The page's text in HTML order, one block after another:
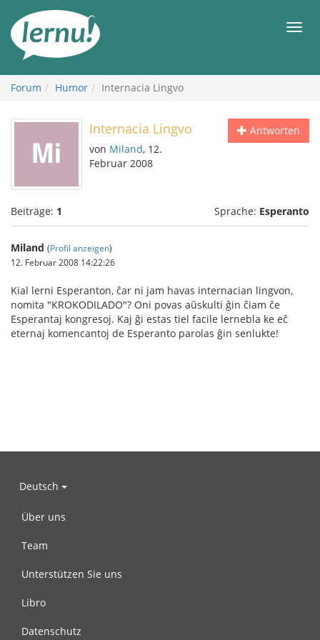
Inhalt
Forum Humor Internacia Lingvo
Antworten
Internacia Lingvo
von Miland, 12.
Februar 2008
Beiträge: 1 Sprache: Esperanto
Miland (Profil anzeigen)
12. Februar 2008 14:22:26
Kial lerni Esperanton, ĉar ni jam havas internacian lingvon,
nomita "KROKODILADO"? Oni povas aŭskulti ĝin ĉiam ĉe
Esperantaj kongresoj. Kaj ĝi estas tiel facile lernebla ke eĉ
eternaj komencantoj de Esperanto parolas ĝin senlukte!
Deutsch
Über uns
Team
Unterstützen Sie uns
Libro
Datenschutz